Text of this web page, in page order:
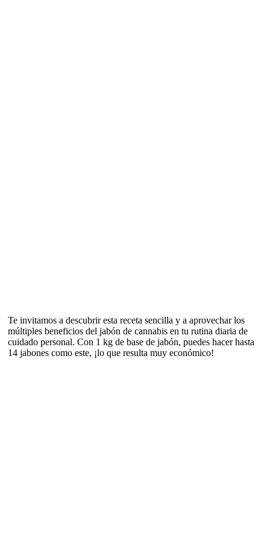
Te invitamos a descubrir esta receta sencilla y a aprovechar los
múltiples beneficios del jabón de cannabis en tu rutina diaria de
cuidado personal. Con 1 kg de base de jabón, puedes hacer hasta
14 jabones como este, ¡lo que resulta muy económico!